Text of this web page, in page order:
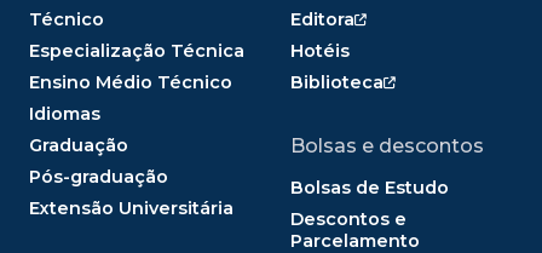
Técnico
Especialização Técnica
Ensino Médio Técnico
Idiomas
Graduação
Pós-graduação
Extensão Universitária
Editora
Hotéis
Biblioteca
Bolsas e descontos
Bolsas de Estudo
Descontos e
Parcelamento